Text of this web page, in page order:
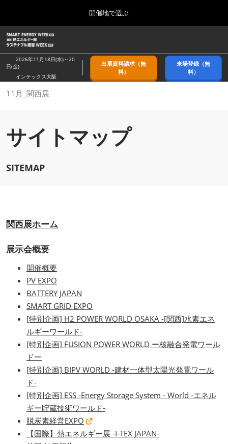
ッ
プ
し
て
進
む
to
close
the
menu.
開催地で選ぶ
幕張メッセ/Makuhari Messe, Japan
11月_関西展
2026年11月18日
ー
バ
ナ
ョ
を
2026年11月18日(水)～20
日(金)
インテックス大阪
出展資料請求（無
料）
来場登録（無
料）
11月_関西展
サイトマップ
SITEMAP
関西展ホーム
展示会概要
開催概要
PV EXPO
BATTERY JAPAN
SMART GRID EXPO
[特別企画] H2 POWER WORLD OSAKA -[関西]水素エネ
ルギーワールド-
[特別企画] FUSION POWER WORLD ー核融合発電ワール
ドー
[特別企画] BIPV WORLD -建材一体型太陽光発電ワール
ド-
[特別企画] ESS -Energy Storage System - World -エネル
ギー貯蔵技術ワールド-
脱炭素経営EXPO
【国際】熱エネルギー展 -I-TEX JAPAN-